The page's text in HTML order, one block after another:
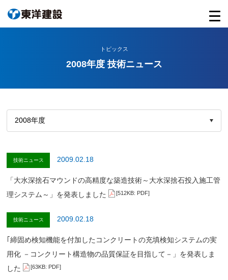
トピックス
2008年度 技術ニュース
技術ニュース 2009.02.18
「大水深捨石マウンドの高精度な築造技術～大水深捨石投入施工管
理システム～」を発表しました
[512KB: PDF]
技術ニュース 2009.02.18
｢締固め検知機能を付加したコンクリートの充填検知システムの実
用化 －コンクリート構造物の品質保証を目指して－」を発表しま
した
[63KB: PDF]